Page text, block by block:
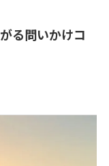
る問いかけコ